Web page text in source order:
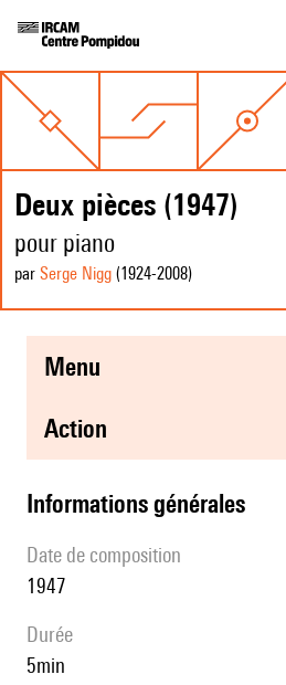
Deux pièces (1947)
pour piano
par Serge Nigg (1924-2008)
menu
action
informations générales
date de composition
1947
durée
5min